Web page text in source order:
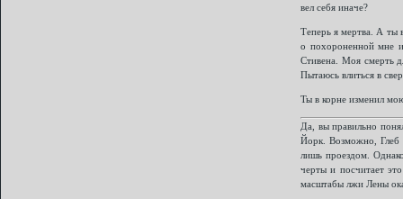
вел себя иначе?
Теперь я мертва. А ты
о похороненной мне
Стивена. Моя смерть
Пытаюсь влиться в
Ты в корне изменил
Да, вы правильно
Йорк. Возможно, Глеб
лишь проездом.
черты и посчитает
масштабы лжи Лены